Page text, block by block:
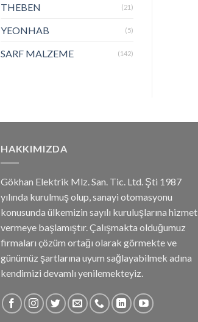
THEBEN (21)
YEONHAB (5)
SARF MALZEME (142)
HAKKIMIZDA
Gökhan Elektrik Mlz. San. Tic. Ltd. Şti 1987
yılında kurulmuş olup, sanayi otomasyonu
konusunda ülkemizin sayılı kuruluşlarına hizmet
vermeye başlamıştır. Çalışmakta olduğumuz
firmaları çözüm ortağı olarak görmekte ve
günümüz şartlarına uyum sağlayabilmek adına
kendimizi devamlı yenilemekteyiz.